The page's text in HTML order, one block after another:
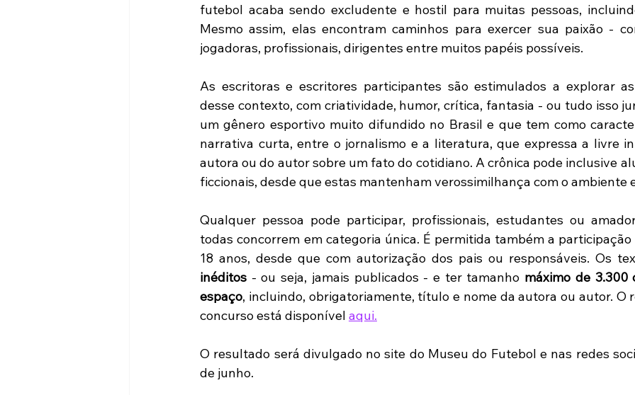
futebol acaba sendo excludente e hostil para muitas pessoas,
Mesmo assim, elas encontram caminhos para exercer sua paixão -
jogadoras, profissionais, dirigentes entre muitos papéis possíveis.
As escritoras e escritores participantes são estimulados a explorar
desse contexto, com criatividade, humor, crítica, fantasia - ou tudo isso
um gênero esportivo muito difundido no Brasil e que tem como
narrativa curta, entre o jornalismo e a literatura, que expressa a livre
autora ou do autor sobre um fato do cotidiano. A crônica pode inclusive
ficcionais, desde que estas mantenham verossimilhança com o ambiente
Qualquer pessoa pode participar, profissionais, estudantes ou
todas concorrem em categoria única. É permitida também a
inéditos - ou seja, jamais publicados - e ter tamanho máximo de 3.300
espaço, incluindo, obrigatoriamente, título e nome da autora ou autor. O
concurso está disponível aqui.
O resultado será divulgado no site do Museu do Futebol e nas redes
de junho.